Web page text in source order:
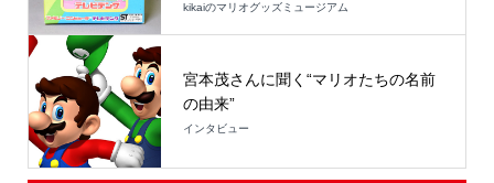
kikaiのマリオグッズミュージアム
宮本茂さんに聞く“マリオたちの名前
の由来”
インタビュー